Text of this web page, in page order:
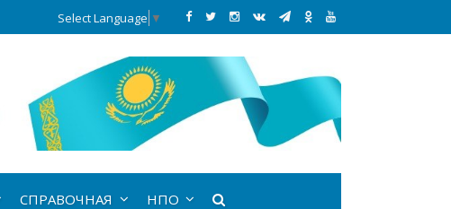
Select Language ▼
СПРАВОЧНАЯ НПО